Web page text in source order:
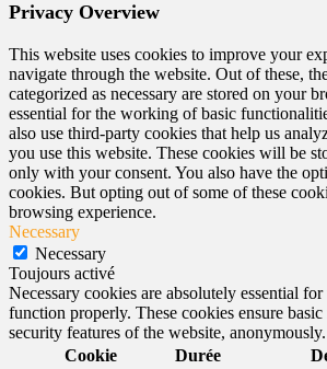
Privacy Overview
This website uses cookies to improve your
navigate through the website. Out of these,
categorized as necessary are stored on your
essential for the working of basic
also use third-party cookies that help us
you use this website. These cookies will be
only with your consent. You also have the
cookies. But opting out of some of these
browsing experience.
Necessary
Necessary
Toujours activé
Necessary cookies are absolutely essential
function properly. These cookies ensure
security features of the website, anonymously.
Cookie
Durée